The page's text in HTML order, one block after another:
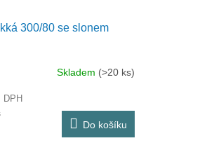
300/80 se slonem
Skladem (>20 ks)
DPH
Do košíku